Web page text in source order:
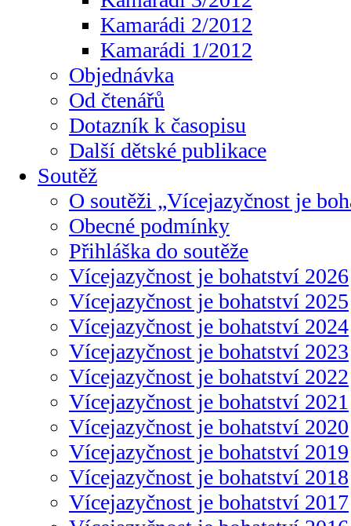
Kamarádi 2/2012
Kamarádi 1/2012
Objednávka
Od čtenářů
Dotazník k časopisu
Další dětské publikace
Soutěž
O soutěži „Vícejazyčnost je
Obecné podmínky
Přihláška do soutěže
Vícejazyčnost je bohatství 2026
Vícejazyčnost je bohatství 2025
Vícejazyčnost je bohatství 2024
Vícejazyčnost je bohatství 2023
Vícejazyčnost je bohatství 2022
Vícejazyčnost je bohatství 2021
Vícejazyčnost je bohatství 2020
Vícejazyčnost je bohatství 2019
Vícejazyčnost je bohatství 2018
Vícejazyčnost je bohatství 2017